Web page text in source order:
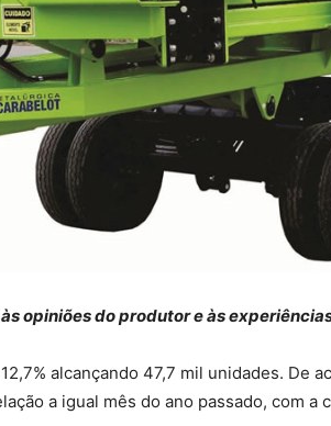
opiniões do produtor e às
alcançando 47,7 mil unidades. De
a igual mês do ano passado, com a